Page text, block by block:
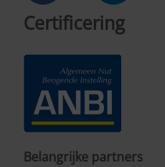
Certificering
Belangrijke partners